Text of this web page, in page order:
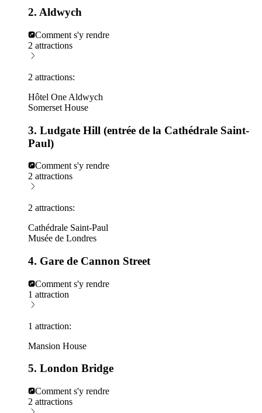
2. Aldwych
Comment s'y rendre
2 attractions
2 attractions:
Hôtel One Aldwych
Somerset House
3. Ludgate Hill (entrée de la Cathédrale Saint-
Paul)
Comment s'y rendre
2 attractions
2 attractions:
Cathédrale Saint-Paul
Musée de Londres
4. Gare de Cannon Street
Comment s'y rendre
1 attraction
1 attraction:
Mansion House
5. London Bridge
Comment s'y rendre
2 attractions